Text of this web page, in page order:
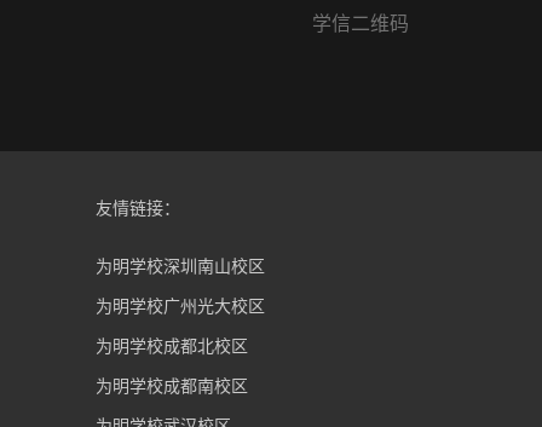
学信二维码
友情链接：
为明学校深圳南山校区
为明学校广州光大校区
为明学校成都北校区
为明学校成都南校区